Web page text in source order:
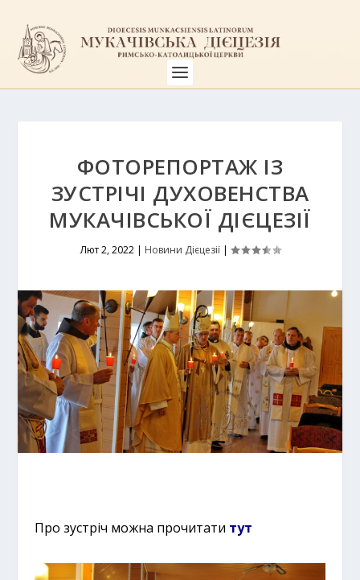
ФОТОРЕПОРТАЖ ІЗ
ЗУСТРІЧІ ДУХОВЕНСТВА
МУКАЧІВСЬКОЇ ДІЄЦЕЗІЇ
Лют 2, 2022| Новини Дієцезії|
Про зустріч можна прочитати тут